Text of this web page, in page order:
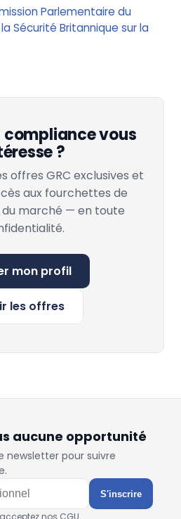
Parlementaire du
Sécurité Britannique sur la
compliance vous
?
offres GRC exclusives et
aux fourchettes de
marché — en toute
mon profil
les offres
aucune opportunité
newsletter pour suivre
S'inscrire
nos CGU.